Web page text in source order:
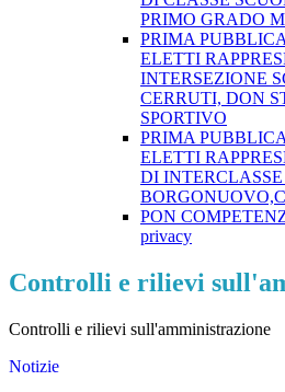
PRIMO GRADO
PRIMA
ELETTI
INTERSEZIONE
CERRUTI, DON
SPORTIVO
PRIMA
ELETTI
DI
PON
privacy
Controlli e rilievi
Controlli e rilievi sull'amministrazione
Notizie